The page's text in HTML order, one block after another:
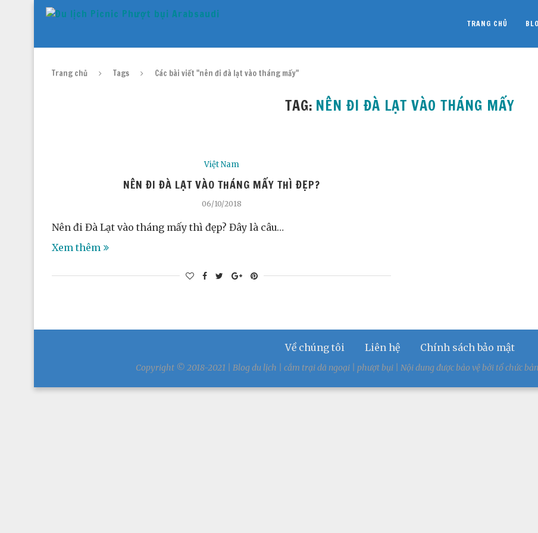
TRANG CHỦ
Trang chủ Tags Các bài viết "nên đi đà lạt vào tháng mấy"
TAG: NÊN ĐI ĐÀ LẠT VÀO THÁNG MẤY
Việt Nam
NÊN ĐI ĐÀ LẠT VÀO THÁNG MẤY THÌ ĐẸP?
06/10/2018
Nên đi Đà Lạt vào tháng mấy thì đẹp? Đây là câu…
Xem thêm
Về chúng tôi Liên hệ Chính sách bảo mật
Copyright © 2018-2021 | Blog du lịch | cắm trại dã ngoại | phượt bụi | Nội dung được bảo vệ bởi tổ chức